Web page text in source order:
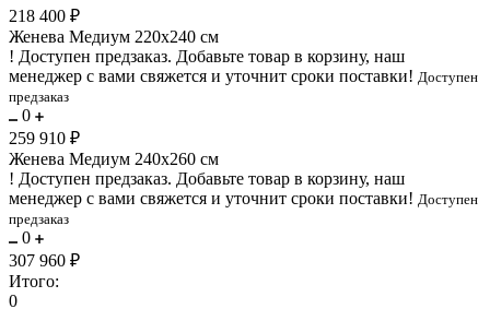
218 400 ₽
Женева Медиум 220х240 см
! Доступен предзаказ. Добавьте товар в корзину, наш
менеджер с вами свяжется и уточнит сроки поставки! Доступен
предзаказ
0
259 910 ₽
Женева Медиум 240х260 см
! Доступен предзаказ. Добавьте товар в корзину, наш
менеджер с вами свяжется и уточнит сроки поставки! Доступен
предзаказ
0
307 960 ₽
Итого:
0